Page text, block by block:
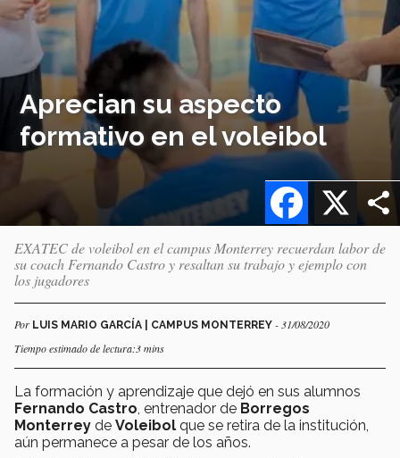
Aprecian su aspecto
formativo en el voleibol
X
Facebook
EXATEC de voleibol en el campus Monterrey recuerdan labor de
su coach Fernando Castro y resaltan su trabajo y ejemplo con
los jugadores
Por LUIS MARIO GARCÍA | CAMPUS MONTERREY - 31/08/2020
Tiempo estimado de lectura:3 mins
La formación y aprendizaje que dejó en sus alumnos
Fernando Castro , entrenador de Borregos
Monterrey de Voleibol que se retira de la institución,
aún permanece a pesar de los años.